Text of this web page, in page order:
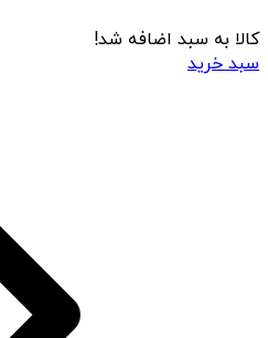
کالا به سبد اضافه شد!
سبد خرید